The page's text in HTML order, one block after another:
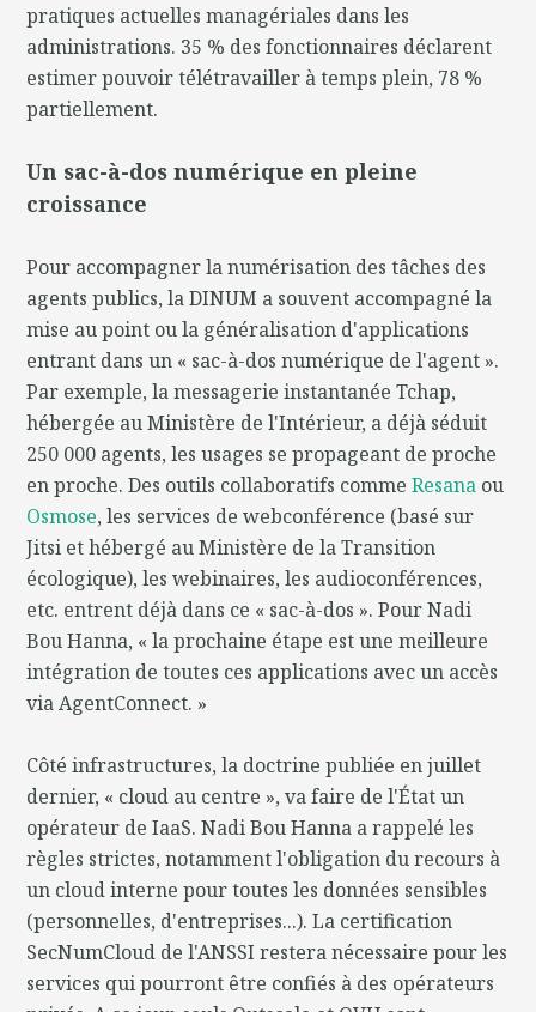
pratiques actuelles managériales dans les
administrations. 35 % des fonctionnaires déclarent
estimer pouvoir télétravailler à temps plein, 78 %
partiellement.
Un sac-à-dos numérique en pleine
croissance
Pour accompagner la numérisation des tâches des
agents publics, la DINUM a souvent accompagné la
mise au point ou la généralisation d'applications
entrant dans un « sac-à-dos numérique de l'agent ».
Par exemple, la messagerie instantanée Tchap,
hébergée au Ministère de l'Intérieur, a déjà séduit
250 000 agents, les usages se propageant de proche
en proche. Des outils collaboratifs commeResana ou
Osmose, les services de webconférence (basé sur
Jitsi et hébergé au Ministère de la Transition
écologique), les webinaires, les audioconférences,
etc. entrent déjà dans ce « sac-à-dos ». Pour Nadi
Bou Hanna, « la prochaine étape est une meilleure
intégration de toutes ces applications avec un accès
via AgentConnect. »
Côté infrastructures, la doctrine publiée en juillet
dernier, « cloud au centre », va faire de l'État un
opérateur de IaaS. Nadi Bou Hanna a rappelé les
règles strictes, notamment l'obligation du recours à
un cloud interne pour toutes les données sensibles
(personnelles, d'entreprises...). La certification
SecNumCloud de l'ANSSI restera nécessaire pour les
services qui pourront être confiés à des opérateurs